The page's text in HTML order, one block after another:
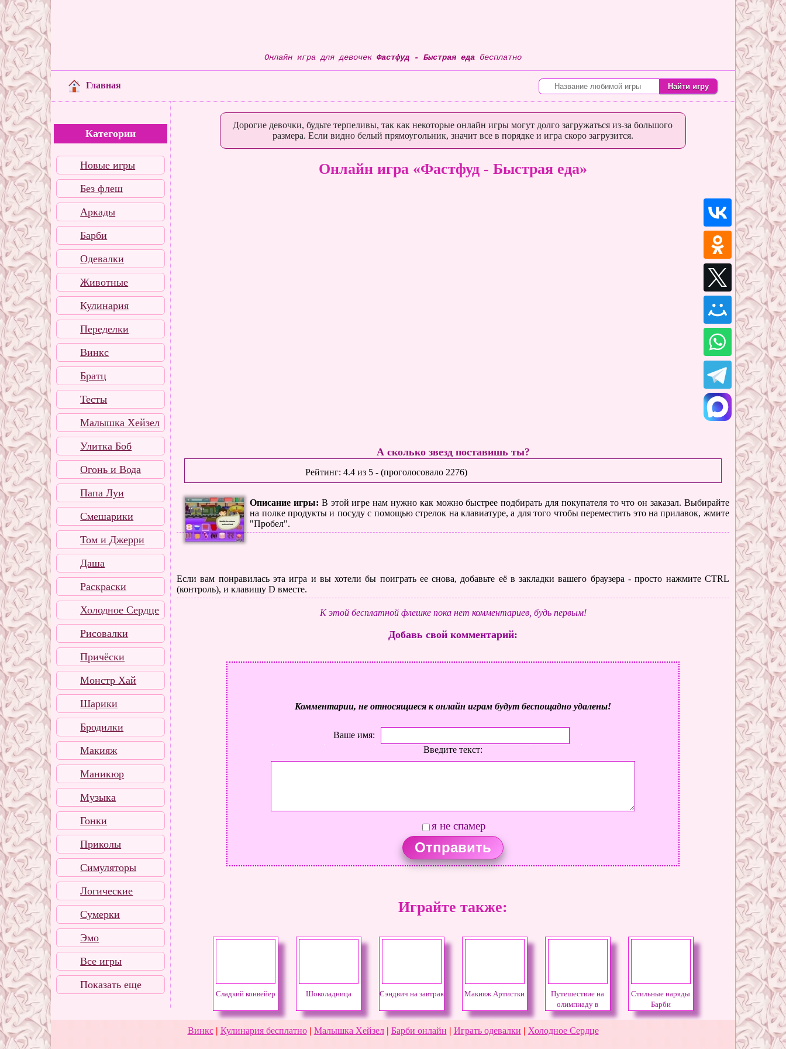
Онлайн игра для девочек Фастфуд - Быстрая едабесплатно
Главная
Категории
Новые игры
Без флеш
Аркады
Барби
Одевалки
Животные
Кулинария
Переделки
Винкс
Братц
Тесты
Малышка Хейзел
Улитка Боб
Огонь и Вода
Папа Луи
Смешарики
Том и Джерри
Даша
Раскраски
Холодное Сердце
Рисовалки
Причёски
Монстр Хай
Шарики
Бродилки
Макияж
Маникюр
Музыка
Гонки
Приколы
Симуляторы
Логические
Сумерки
Эмо
Все игры
Показать еще
Дорогие девочки, будьте терпеливы, так как некоторые онлайн игры могут долго загружаться из-за большого
размера. Если видно белый прямоугольник, значит все в порядке и игра скоро загрузится.
Онлайн игра «Фастфуд - Быстрая еда»
А сколько звезд поставишь ты?
Рейтинг:4.4 из 5 - (проголосовало 2276)
Описание игры: В этой игре нам нужно как можно быстрее подбирать для покупателя то что он заказал. Выбирайте
на полке продукты и посуду с помощью стрелок на клавиатуре, а для того чтобы переместить это на прилавок, жмите
"Пробел".
Если вам понравилась эта игра и вы хотели бы поиграть ее снова, добавьте её в закладки вашего браузера - просто нажмите CTRL
(контроль), и клавишу D вместе.
К этой бесплатной флешке пока нет комментариев, будь первым!
Добавь свой комментарий:
Комментарии, не относящиеся к онлайн играм будут беспощадно удалены!
Ваше имя:
Введите текст:
я не спамер
Играйте также:
Сладкий конвейер Шоколадница Сэндвич на завтрак Макияж Артистки
Путешествие на
олимпиаду в
Лондон
Стильные наряды
Барби
Винкс| Кулинария бесплатно| Малышка Хейзел| Барби онлайн | Играть одевалки | Холодное Сердце